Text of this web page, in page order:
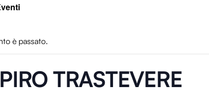
è passato.
TRASTEVERE